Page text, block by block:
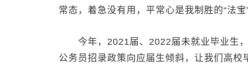
常态，着急没有用，平常心是我制胜的“法宝”
今年，2021届、2022届未就业毕业生，
公务员招录政策向应届生倾斜，让我们高校